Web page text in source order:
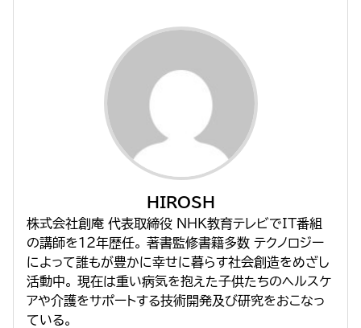
HIROSH
株式会社創庵 代表取締役 NHK教育テレビでIT番組
の講師を１２年歴任。 著書監修書籍多数 テクノロジー
によって誰もが豊かに幸せに暮らす社会創造をめざし
活動中。 現在は重い病気を抱えた子供たちのヘルスケ
アや介護をサポートする技術開発及び研究をおこなっ
ている。